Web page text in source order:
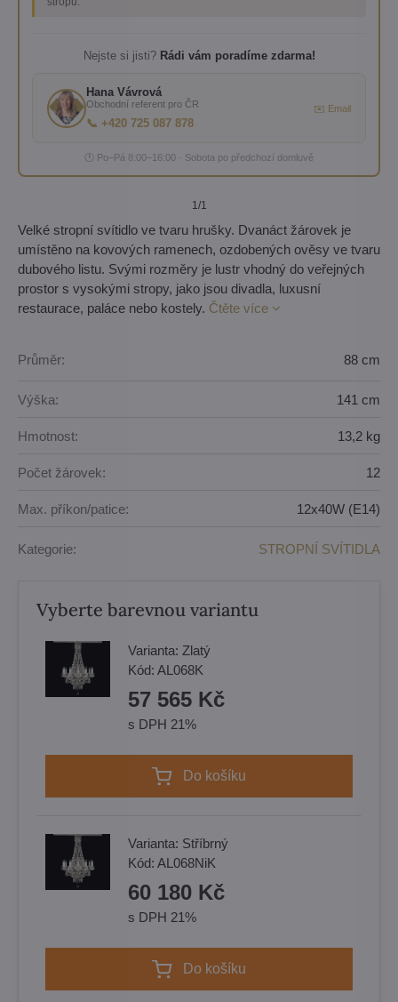
Nejste si jisti? Rádi vám poradíme zdarma!
Hana Vávrová
Obchodní referent pro ČR
📞 +420 725 087 878
✉️ Email
🕐 Po–Pá 8:00–16:00 · Sobota po předchozí domluvě
1/1
Velké stropní svítidlo ve tvaru hrušky. Dvanáct žárovek je
umístěno na kovových ramenech, ozdobených ověsy ve tvaru
dubového listu. Svými rozměry je lustr vhodný do veřejných
prostor s vysokými stropy, jako jsou divadla, luxusní
restaurace, paláce nebo kostely. Čtěte více
Průměr: 88 cm
Výška: 141 cm
Hmotnost: 13,2 kg
Počet žárovek: 12
Max. příkon/patice: 12x40W (E14)
Kategorie: STROPNÍ SVÍTIDLA
Vyberte barevnou variantu
Varianta: Zlatý
Kód: AL068K
57 565 Kč
s DPH 21%
Do košíku
Varianta: Stříbrný
Kód: AL068NiK
60 180 Kč
s DPH 21%
Do košíku